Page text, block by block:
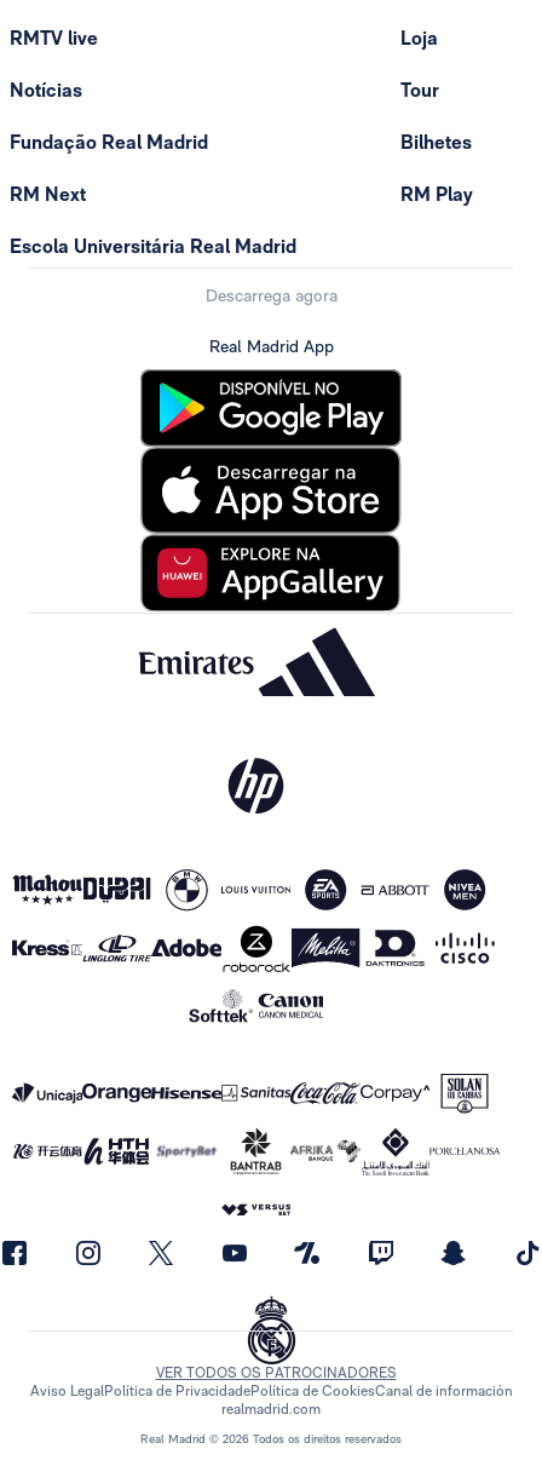
RMTV live
Notícias
Fundação Real Madrid
RM Next
Escola Universitária Real Madrid
Loja
Tour
Bilhetes
RM Play
Descarrega agora
Real Madrid App
Real Madrid © 2026 Todos os direitos reservados
VER TODOS OS PATROCINADORES
Aviso LegalPolítica de PrivacidadePolítica de CookiesCanal de información
realmadrid.com